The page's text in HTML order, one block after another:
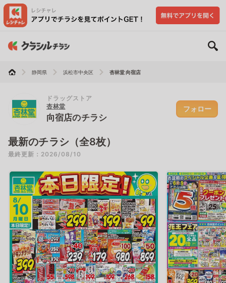
静岡県 浜松市中央区 杏林堂 向宿店
ドラッグストア
杏林堂
向宿店のチラシ
フォロー
最新のチラシ（全8枚）
最終更新：2026/08/10